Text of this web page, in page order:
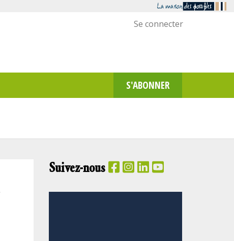
Menu
Se connecter
S'ABONNER
Suivez-nous